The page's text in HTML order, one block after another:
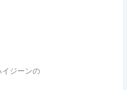
ジーンの